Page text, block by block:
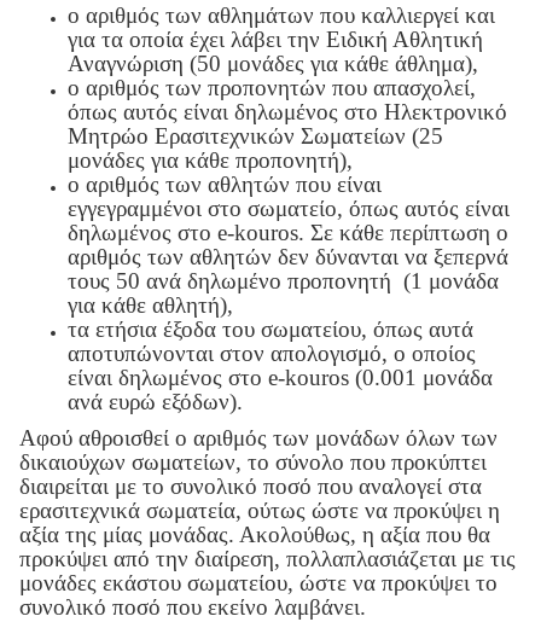
ο αριθμός των αθλημάτων που καλλιεργεί και
για τα οποία έχει λάβει την Ειδική Αθλητική
Αναγνώριση (50 μονάδες για κάθε άθλημα),
ο αριθμός των προπονητών που απασχολεί,
όπως αυτός είναι δηλωμένος στο Ηλεκτρονικό
Μητρώο Ερασιτεχνικών Σωματείων (25
μονάδες για κάθε προπονητή),
ο αριθμός των αθλητών που είναι
εγγεγραμμένοι στο σωματείο, όπως αυτός είναι
δηλωμένος στοe-kouros. Σε κάθε περίπτωση ο
αριθμός των αθλητών δεν δύνανται να ξεπερνά
τους 50 ανά δηλωμένο προπονητή (1 μονάδα
για κάθε αθλητή),
τα ετήσια έξοδα του σωματείου, όπως αυτά
αποτυπώνονται στον απολογισμό, ο οποίος
είναι δηλωμένος στοe-kouros (0.001 μονάδα
ανά ευρώ εξόδων).
Αφού αθροισθεί ο αριθμός των μονάδων όλων των
δικαιούχων σωματείων, το σύνολο που προκύπτει
διαιρείται με το συνολικό ποσό που αναλογεί στα
ερασιτεχνικά σωματεία, ούτως ώστε να προκύψει η
αξία της μίας μονάδας. Ακολούθως, η αξία που θα
προκύψει από την διαίρεση, πολλαπλασιάζεται με τις
μονάδες εκάστου σωματείου, ώστε να προκύψει το
συνολικό ποσό που εκείνο λαμβάνει.